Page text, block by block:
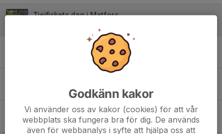
Tjejfiskets dag i Matfors
1
4 mar, 14:00 0
Flugfisketävlingar
17 feb, 23:03 0
Godkänn kakor
Vi använder oss av kakor (cookies) för att vår
webbplats ska fungera bra för dig. De används
även för webbanalys i syfte att hjälpa oss att